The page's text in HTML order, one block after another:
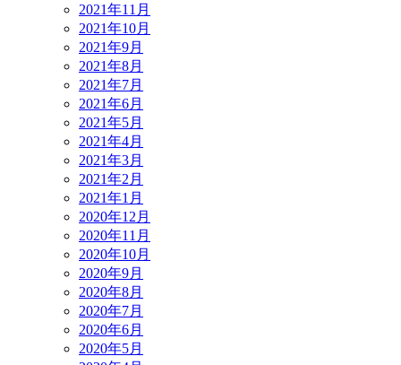
2021年11月
2021年10月
2021年9月
2021年8月
2021年7月
2021年6月
2021年5月
2021年4月
2021年3月
2021年2月
2021年1月
2020年12月
2020年11月
2020年10月
2020年9月
2020年8月
2020年7月
2020年6月
2020年5月